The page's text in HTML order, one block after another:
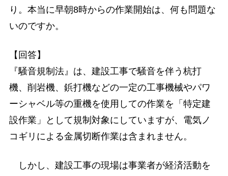
り。本当に早朝8時からの作業開始は、何も問題な
いのですか。
【回答】
『騒音規制法』は、建設工事で騒音を伴う杭打
機、削岩機、鋲打機などの一定の工事機械やパワ
ーシャベル等の重機を使用しての作業を「特定建
設作業」として規制対象にしていますが、電気ノ
コギリによる金属切断作業は含まれません。
しかし、建設工事の現場は事業者が経済活動を